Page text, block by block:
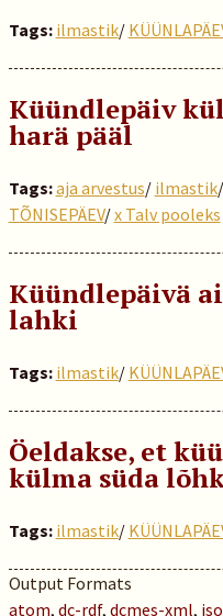
Tags: ilmastik/
Küündlepäiv
harä pääl
Tags:aja arvestus/ ilmastik/
TÕNISEPÄEV/x Talv pooleks
Küündlepäivä
lahki
Tags: ilmastik/
Öeldakse, et
külma süda
Tags: ilmastik/
Output Formats
atom, dc-rdf, dcmes-xml,